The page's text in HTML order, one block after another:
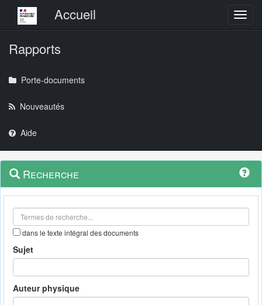
Menu principalAccueil
Rapports
Porte-documents
Nouveautés
Aide
Navigation
outils
Menu
contextuel
Recherche
dans le texte intégral des documents
Sujet
Auteur physique